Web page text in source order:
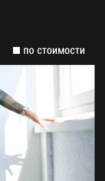
по стоимости